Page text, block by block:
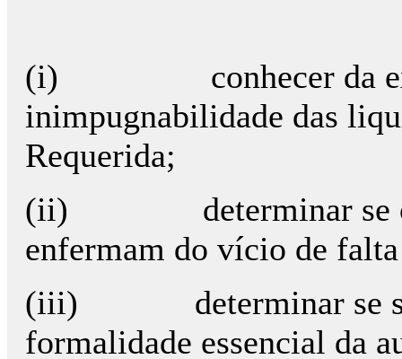
(i) conhecer da
inimpugnabilidade das
Requerida;
(ii) determinar se os
enfermam do vício de
(iii) determinar se se
formalidade essencial da